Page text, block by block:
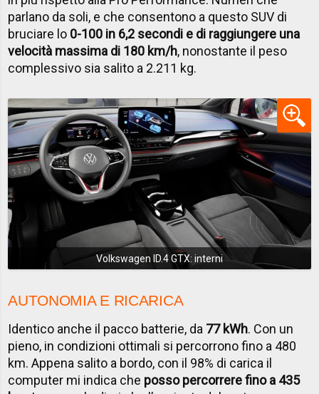
parlano da soli, e che consentono a questo SUV di
bruciare lo 0-100 in 6,2 secondi e di raggiungere una
velocità massima di 180 km/h, nonostante il peso
complessivo sia salito a 2.211 kg.
Volkswagen ID.4 GTX: interni
AUTONOMIA E RICARICA
Identico anche il pacco batterie, da 77 kWh. Con un
pieno, in condizioni ottimali si percorrono fino a 480
km. Appena salito a bordo, con il 98% di carica il
computer mi indica che posso percorrere fino a 435